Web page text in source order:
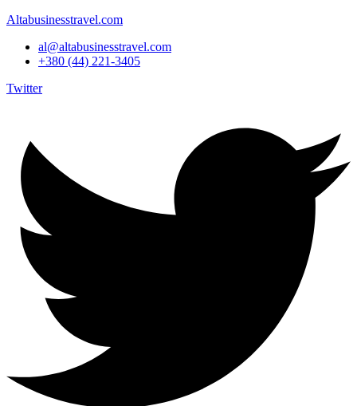
Altabusinesstravel.com
al@altabusinesstravel.com
+380 (44) 221-3405
Twitter